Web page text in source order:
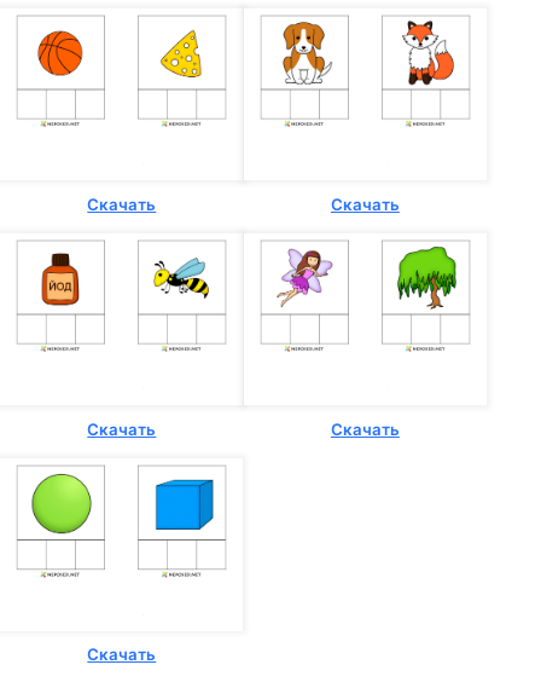
Скачать Скачать
Скачать Скачать
Скачать